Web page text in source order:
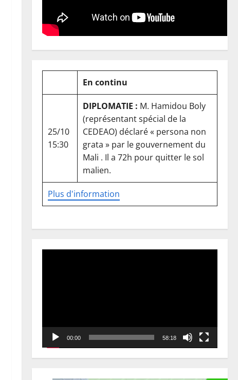
En continu
Plus d'information
25/10
15:30
DIPLOMATIE : M. Hamidou Boly
(représentant spécial de la
CEDEAO) déclaré « persona non
grata » par le gouvernement du
Mali . Il a 72h pour quitter le sol
malien.
00:00 58:18